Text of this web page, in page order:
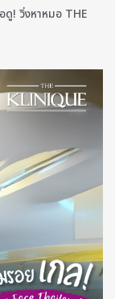
ดู! วิ่งหาหมอ THE